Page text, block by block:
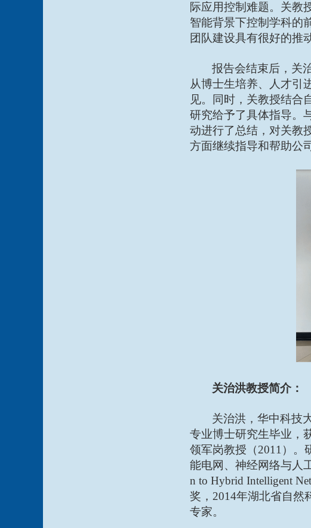
际应用控制难题。关教
智能背景下控制学科的
团队建设具有很好的推
报告会结束后，关
从博士生培养、人才引
见。同时，关教授结合
研究给予了具体指导。
动进行了总结，对关教
方面继续指导和帮助公
关治洪教授简介：
关治洪，华中科技
专业博士研究生毕业，
领军岗教授（2011 ）。
能电网、神经网络与人
n to Hybrid Intelligent
奖， 2014年湖北省自然
专家。